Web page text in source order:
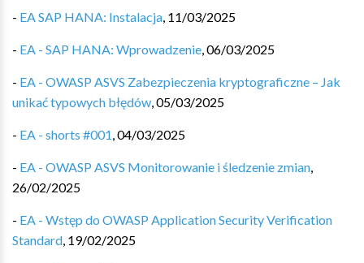
- EA SAP HANA: Instalacja, 11/03/2025
- EA - SAP HANA: Wprowadzenie,06/03/2025
- EA - OWASP ASVS Zabezpieczenia kryptograficzne – Jak
unikać typowych błędów,05/03/2025
- EA - shorts #001,04/03/2025
- EA - OWASP ASVS Monitorowanie i śledzenie zmian,
26/02/2025
- EA - Wstęp do OWASP Application Security Verification
Standard, 19/02/2025